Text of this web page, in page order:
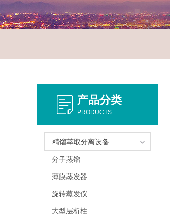
产品分类
PRODUCTS
精馏萃取分离设备
分子蒸馏
薄膜蒸发器
旋转蒸发仪
大型层析柱